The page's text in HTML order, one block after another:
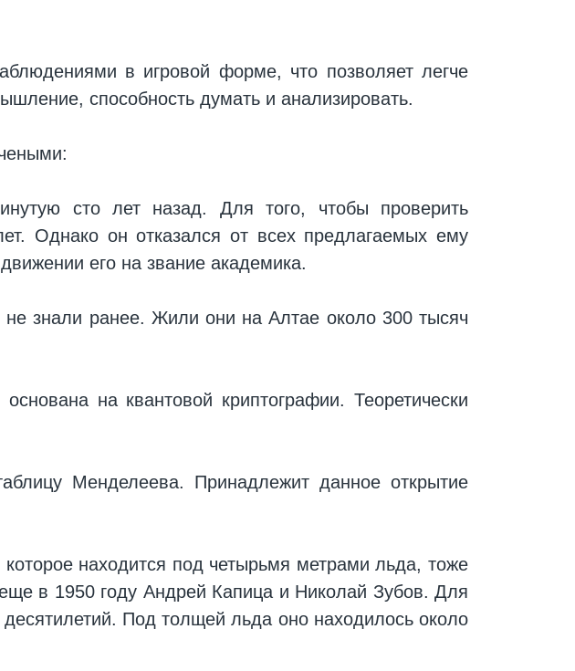
в игровой форме, что позволяет легче
способность думать и анализировать.
сто лет назад. Для того, чтобы проверить
Однако он отказался от всех предлагаемых ему
его на звание академика.
знали ранее. Жили они на Алтае около 300 тысяч
на квантовой криптографии. Теоретически
Менделеева. Принадлежит данное открытие
находится под четырьмя метрами льда, тоже
в 1950 году Андрей Капица и Николай Зубов. Для
десятилетий. Под толщей льда оно находилось около